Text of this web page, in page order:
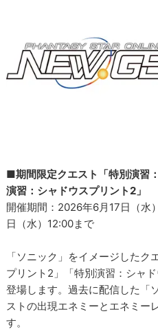
■期間限定クエスト「特別演習
演習：シャドウスプリント2」
開催期間：2026年6月17日（水
日（水）12:00まで
「ソニック」をイメージした
プリント2」「特別演習：シャ
登場します。過去に配信した「
ストの出現エネミーとエネミー
す。